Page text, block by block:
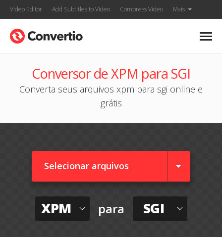
Video Editor Add Subtitles to Video Compress Video Mais
Conversor de XPM para SGI
Converta seus arquivos xpm para sgi online e
grátis
Selecionar arquivos
XPM para SGI